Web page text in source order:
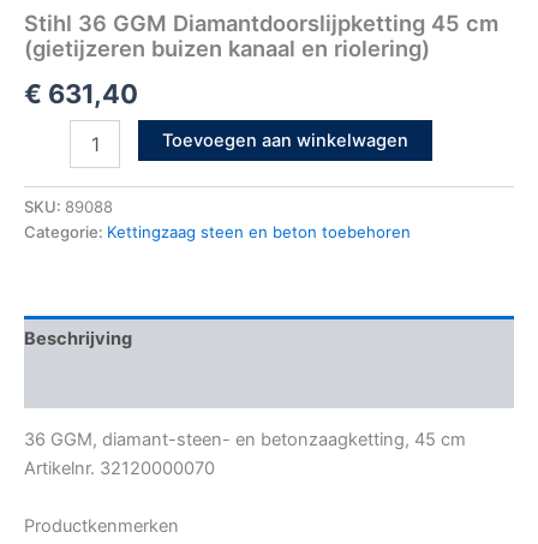
Stihl 36 GGM Diamantdoorslijpketting 45 cm
(gietijzeren buizen kanaal en riolering)
€ 631,40
Toevoegen aan winkelwagen
SKU: 89088
Categorie: Kettingzaag steen en beton toebehoren
Beschrijving
36 GGM, diamant-steen- en betonzaagketting, 45 cm
Artikelnr. 32120000070
Productkenmerken